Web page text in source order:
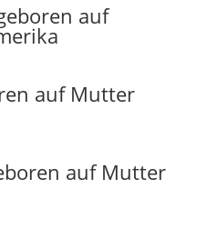
auf
auf Mutter
auf Mutter